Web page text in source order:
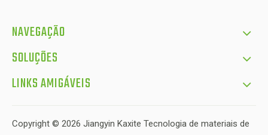
NAVEGAÇÃO
SOLUÇÕES
LINKS AMIGÁVEIS
Copyright © 2026 Jiangyin Kaxite Tecnologia de materiais de